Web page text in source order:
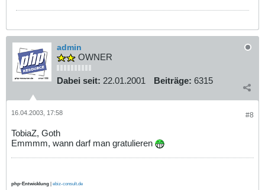
admin
OWNER
Dabei seit: 22.01.2001 Beiträge: 6315
#8
16.04.2003, 17:58
TobiaZ, Goth
Emmmm, wann darf man gratulieren
php-Entwicklung
ebiz-consult.de